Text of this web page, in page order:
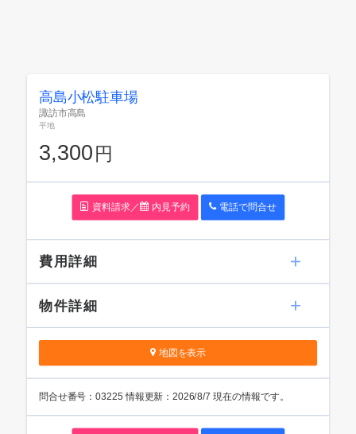
高島小松駐車場
諏訪市高島
平地
3,300円
資料請求／ 内見予約 電話で問合せ
費用詳細
物件詳細
地図を表示
問合せ番号：03225 情報更新：2026/8/7 現在の情報です。